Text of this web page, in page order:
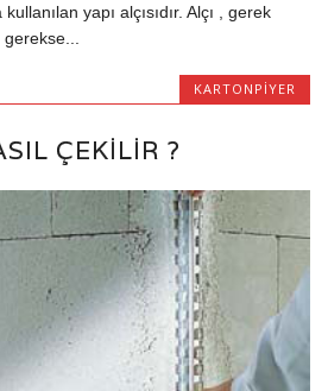
yapı alçısıdır. Alçı , gerek
KARTONPIYER
ÇEKILIR ?